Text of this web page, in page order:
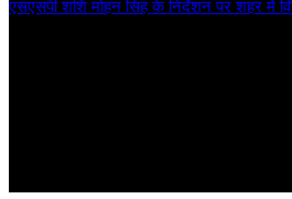
एसएसपी शशि मोहन सिंह के निर्देशन पर शहर में